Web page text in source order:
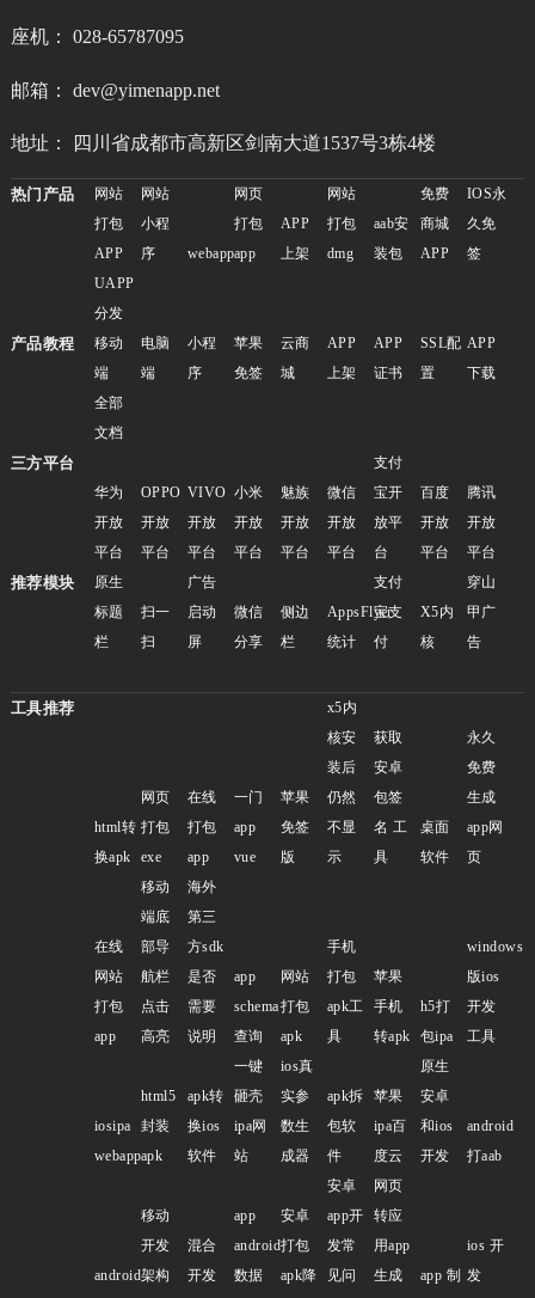
座机： 028-65787095
邮箱： dev@yimenapp.net
地址： 四川省成都市高新区剑南大道1537号3栋4楼
热门产品
网站
打包
APP
网站
小程
序
webapp
网页
打包
app
APP
上架
网站
打包
dmg
aab安
装包
免费
商城
APP
IOS永
久免
签
UAPP
分发
产品教程
移动
端
电脑
端
小程
序
苹果
免签
云商
城
APP
上架
APP
证书
SSL配
置
APP
下载
全部
文档
三方平台
华为
开放
平台
OPPO
开放
平台
VIVO
开放
平台
小米
开放
平台
魅族
开放
平台
微信
开放
平台
支付
宝开
放平
台
百度
开放
平台
腾讯
开放
平台
推荐模块
原生
标题
栏
扫一
扫
广告
启动
屏
微信
分享
侧边
栏
AppsFlyer
统计
支付
宝支
付
X5内
核
穿山
甲广
告
工具推荐
html转
换apk
网页
打包
exe
在线
打包
app
一门
app
vue
苹果
免签
版
x5内
核安
装后
仍然
不显
示
获取
安卓
包签
名 工
具
桌面
软件
永久
免费
生成
app网
页
在线
网站
打包
app
移动
端底
部导
航栏
点击
高亮
海外
第三
方sdk
是否
需要
说明
app
schema
查询
网站
打包
apk
手机
打包
apk工
具
苹果
手机
转apk
h5打
包ipa
windows
版ios
开发
工具
iosipa
webapp
html5
封装
apk
apk转
换ios
软件
一键
砸壳
ipa网
站
ios真
实参
数生
成器
apk拆
包软
件
苹果
ipa百
度云
原生
安卓
和ios
开发
android
打aab
android
移动
开发
架构
混合
开发
app
android
数据
安卓
打包
apk降
安卓
app开
发常
见问
网页
转应
用app
生成
app 制
ios 开
发